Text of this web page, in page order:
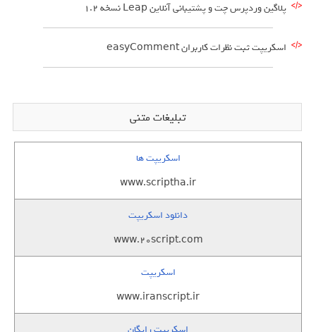
پلاگین وردپرس چت و پشتیبانی آنلاین Leap نسخه 1.2
اسکریپت ثبت نظرات کاربران easyComment
تبلیغات متنی
اسکریپت ها
www.scriptha.ir
دانلود اسکریپت
www.20script.com
اسکریپت
www.iranscript.ir